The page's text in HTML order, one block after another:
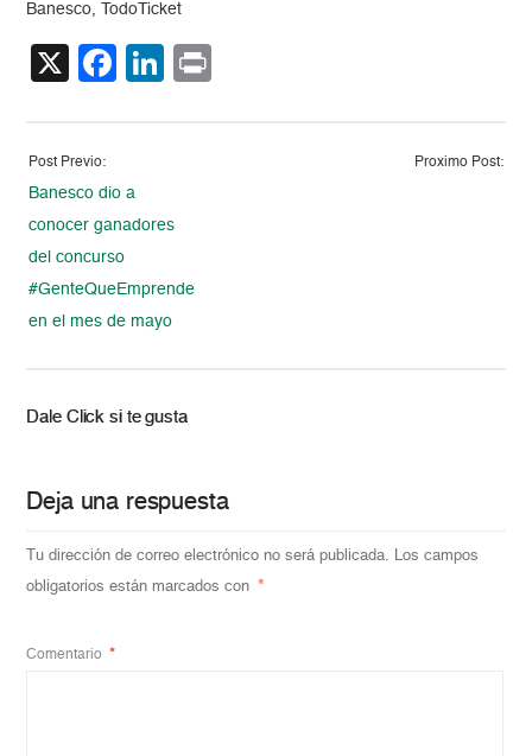
Banesco, TodoTicket
X Facebook
LinkedIn
Post Previo:
Banesco dio a
conocer ganadores
del concurso
#GenteQueEmprende
en el mes de mayo
Proximo Post:
Dale Click si te gusta
Deja una respuesta
Tu dirección de correo electrónico no será publicada. Los campos
obligatorios están marcados con
*
Comentario *